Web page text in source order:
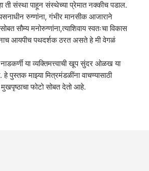
ती संस्था पाहून संस्थेच्या प्रेमात नक्कीच पडाल.
रुग्णांना, गंभीर मानसीक आजाराने
सौम्य मनोरुग्णांना,त्याशिवाय स्वतःचा विकास
आयपीच पथदर्शक ठरत असते हे मी वेगळं
या व्यक्तिमत्त्वाची खूप सुंदर ओळख या
पुस्तक माझ्या मित्रमंडळींना वाचण्यासाठी
फोटो सोबत देतो आहे.